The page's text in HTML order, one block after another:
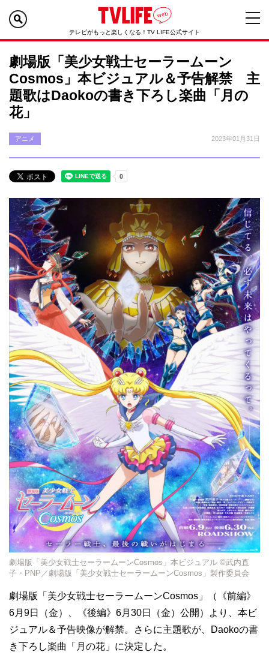
テレビがもっと楽しくなる！TV LIFE公式サイト
劇場版「美少女戦士セーラームーン
Cosmos」本ビジュアル＆予告解禁 主
題歌はDaokoの書き下ろし楽曲「月の
花」
アニメ 2023年01月31日
劇場版「美少女戦士セーラームーンCosmos」本ビジュアル ©武内直
子・PNP／劇場版「美少女戦士セーラームーンCosmos」製作委員会
劇場版「美少女戦士セーラームーンCosmos」（《前編》
6月9日（金）、《後編》6月30日（金）公開）より、本ビ
ジュアル＆予告映像が解禁。さらに主題歌が、Daokoの書
き下ろし楽曲「月の花」に決定した。